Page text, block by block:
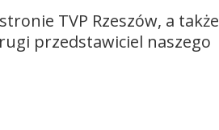
TVP Rzeszów, a także
przedstawiciel naszego